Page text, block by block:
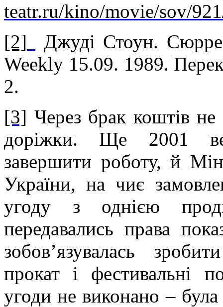
teatr.ru/kino/movie/sov/
[2]
Джуді Стоун.
Weekly 15.09. 1989.
2.
[3] Через брак коштів не
доріжки. Ще 2001
завершити роботу, й
України, на чиє
угоду з однією
передавались права
зобов’язувалась
прокат і фестивальні
угоди не виконано – була